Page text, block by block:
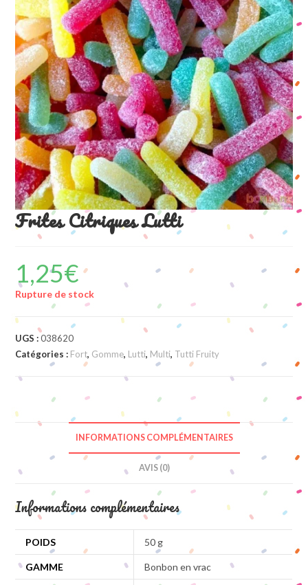
Frites Citriques Lutti
1,25€
Rupture de stock
UGS :038620
Catégories : Fort, Gomme, Lutti, Multi, Tutti Fruity
INFORMATIONS COMPLÉMENTAIRES
AVIS (0)
Informations complémentaires
POIDS 50 g
GAMME Bonbon en vrac